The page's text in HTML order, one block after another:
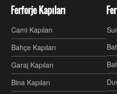
Ferforje Kapıları
Cami Kapıları
Bahçe Kapıları
Garaj Kapıları
Bina Kapıları